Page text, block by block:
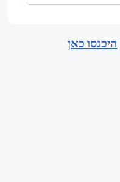
היכנסו כאן